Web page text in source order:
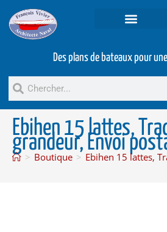
Des plans de bateaux pour
Ebihen 15 lattes,
grandeur, Envoi
> Boutique > Ebihen 15 lattes,